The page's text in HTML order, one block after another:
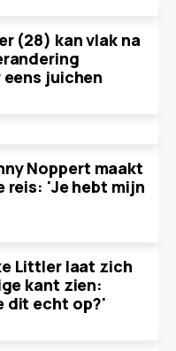
(28) kan vlak na
juichen
Noppert maakt
reis: 'Je hebt mijn
Littler laat zich
kant zien:
dit echt op?'